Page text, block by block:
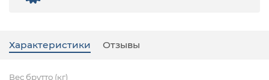
Характеристики Отзывы
Вес брутто (кг)